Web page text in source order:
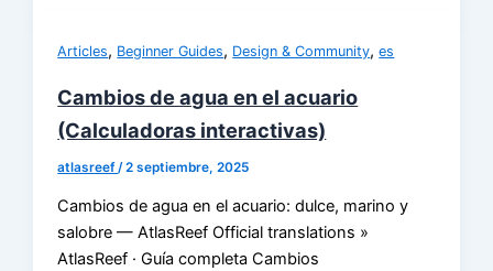
Articles, Beginner Guides, Design & Community,es
Cambios de agua en el acuario
(Calculadoras interactivas)
atlasreef /2 septiembre, 2025
Cambios de agua en el acuario: dulce, marino y
salobre — AtlasReef Official translations »
AtlasReef · Guía completa Cambios